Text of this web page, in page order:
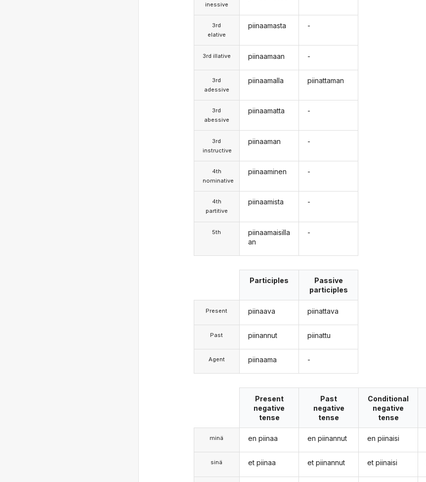
inessive
3rd
elative
3rd illative
3rd
adessive
3rd
abessive
3rd
instructive
4th
nominative
4th
partitive
5th
piinaamasta
piinaamaan
piinaamalla
piinaamatta
piinaaman
piinaaminen
piinaamista
piinaamaisilla
an
-
-
piinattaman
-
-
-
-
-
Present
Past
Agent
Participles
piinaava
piinannut
piinaama
Passive
participles
piinattava
piinattu
-
minä
sinä
Present
negative
tense
en piinaa
et piinaa
Past
negative
tense
en piinannut
et piinannut
Conditional
negative
tense
en piinaisi
et piinaisi